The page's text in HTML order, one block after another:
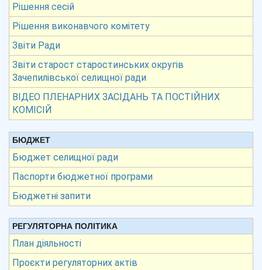
Рішення сесій
Рішення виконавчого комітету
Звіти Ради
Звіти старост старостинських округів
Зачепилівської селищної ради
ВІДЕО ПЛЕНАРНИХ ЗАСІДАНЬ ТА ПОСТІЙНИХ
КОМІСІЙ
БЮДЖЕТ
Бюджет селищної ради
Паспорти бюджетної програми
Бюджетні запити
РЕГУЛЯТОРНА ПОЛІТИКА
План діяльності
Проєкти регуляторних актів